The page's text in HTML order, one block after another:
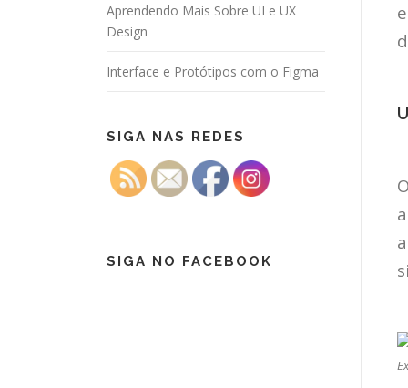
Aprendendo Mais Sobre UI e UX
Design
Interface e Protótipos com o Figma
SIGA NAS REDES
SIGA NO FACEBOOK